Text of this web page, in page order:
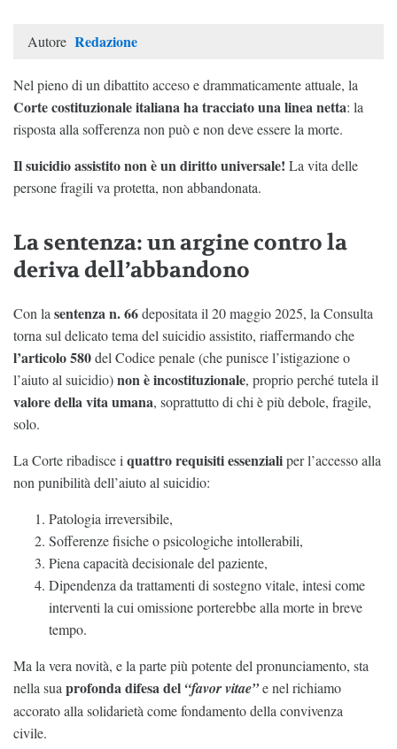
Autore Redazione
Nel pieno di un dibattito acceso e drammaticamente attuale, la
Corte costituzionale italiana ha tracciato una linea netta: la
risposta alla sofferenza non può e non deve essere la morte.
Il suicidio assistito non è un diritto universale! La vita delle
persone fragili va protetta, non abbandonata.
La sentenza: un argine contro la
deriva dell’abbandono
Con la sentenza n. 66depositata il 20 maggio 2025, la Consulta
torna sul delicato tema del suicidio assistito, riaffermando che
l’articolo 580del Codice penale (che punisce l’istigazione o
l’aiuto al suicidio)non è incostituzionale, proprio perché tutela il
valore della vita umana, soprattutto di chi è più debole, fragile,
solo.
La Corte ribadisce i quattro requisiti essenzialiper l’accesso alla
non punibilità dell’aiuto al suicidio:
Patologia irreversibile,
Sofferenze fisiche o psicologiche intollerabili,
Piena capacità decisionale del paziente,
Dipendenza da trattamenti di sostegno vitale, intesi come
interventi la cui omissione porterebbe alla morte in breve
tempo.
Ma la vera novità, e la parte più potente del pronunciamento, sta
nella sua profonda difesa del “favor vitae”e nel richiamo
accorato alla solidarietà come fondamento della convivenza
civile.